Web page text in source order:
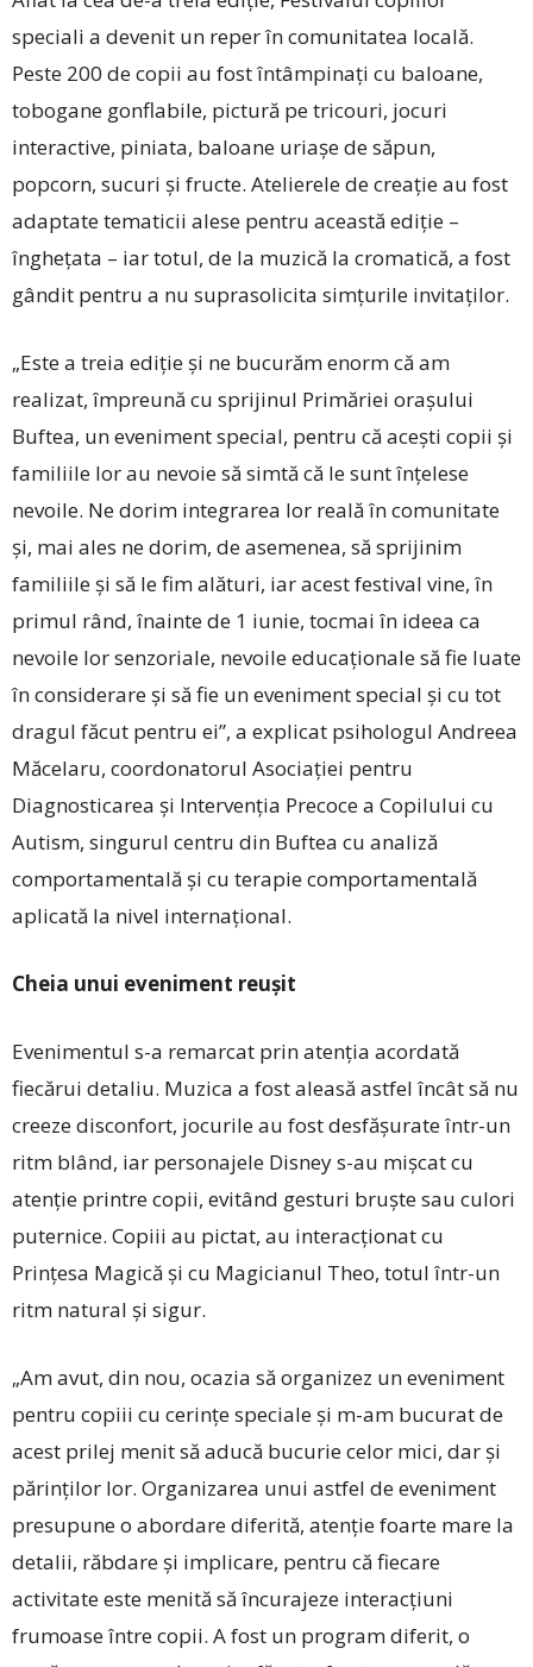
speciali a devenit un reper în comunitatea locală.
Peste 200 de copii au fost întâmpinați cu baloane,
tobogane gonflabile, pictură pe tricouri, jocuri
interactive, piniata, baloane uriașe de săpun,
popcorn, sucuri și fructe. Atelierele de creație au fost
adaptate tematicii alese pentru această ediție –
înghețata – iar totul, de la muzică la cromatică, a fost
gândit pentru a nu suprasolicita simțurile invitaților.
„Este a treia ediție și ne bucurăm enorm că am
realizat, împreună cu sprijinul Primăriei orașului
Buftea, un eveniment special, pentru că acești copii și
familiile lor au nevoie să simtă că le sunt înțelese
nevoile. Ne dorim integrarea lor reală în comunitate
și, mai ales ne dorim, de asemenea, să sprijinim
familiile și să le fim alături, iar acest festival vine, în
primul rând, înainte de 1 iunie, tocmai în ideea ca
nevoile lor senzoriale, nevoile educaționale să fie luate
în considerare și să fie un eveniment special și cu tot
dragul făcut pentru ei”, a explicat psihologul Andreea
Măcelaru, coordonatorul Asociației pentru
Diagnosticarea și Intervenția Precoce a Copilului cu
Autism, singurul centru din Buftea cu analiză
comportamentală și cu terapie comportamentală
aplicată la nivel internațional.
Cheia unui eveniment reușit
Evenimentul s-a remarcat prin atenția acordată
fiecărui detaliu. Muzica a fost aleasă astfel încât să nu
creeze disconfort, jocurile au fost desfășurate într-un
ritm blând, iar personajele Disney s-au mișcat cu
atenție printre copii, evitând gesturi bruște sau culori
puternice. Copiii au pictat, au interacționat cu
Prințesa Magică și cu Magicianul Theo, totul ­într-un
ritm natural și sigur.
„Am avut, din nou, ocazia să organizez un eveniment
pentru copiii cu cerințe speciale și m-am bucurat de
acest prilej menit să aducă bucurie celor mici, dar și
părinților lor. Organizarea unui astfel de eveniment
presupune o abordare diferită, atenție foarte mare la
detalii, răbdare și implicare, pentru că fiecare
activitate este menită să încurajeze interacțiuni
frumoase între copii. A fost un program diferit, o